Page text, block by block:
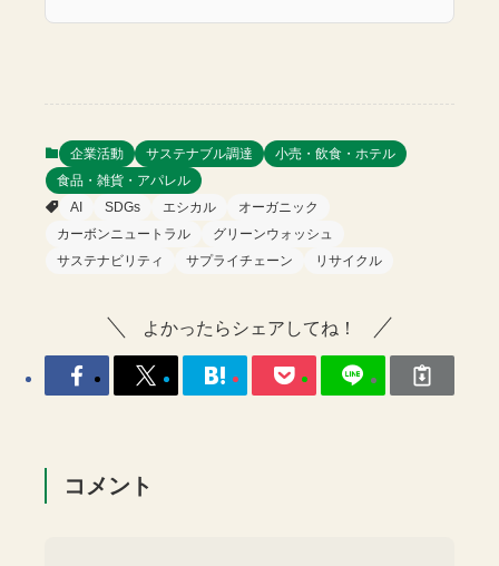
企業活動 サステナブル調達
小売・飲食・ホテル
食品・雑貨・アパレル
AI
SDGs エシカル
オーガニック
カーボンニュートラル
グリーンウォッシュ
サステナビリティ
サプライチェーン リサイクル
よかったらシェアしてね！
コメント